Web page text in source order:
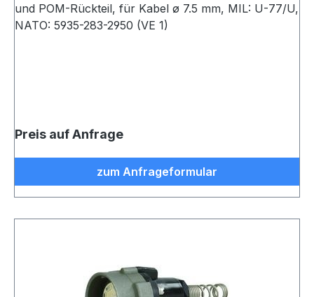
und POM-Rückteil, für Kabel ø 7.5 mm, MIL: U-77/U,
NATO: 5935-283-2950 (VE 1)
Preis auf Anfrage
zum Anfrageformular